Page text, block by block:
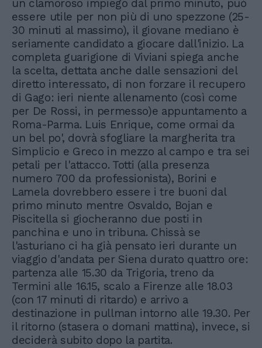
un clamoroso impiego dal primo minuto, può
essere utile per non più di uno spezzone (25-
30 minuti al massimo), il giovane mediano è
seriamente candidato a giocare dall'inizio. La
completa guarigione di Viviani spiega anche
la scelta, dettata anche dalle sensazioni del
diretto interessato, di non forzare il recupero
di Gago: ieri niente allenamento (così come
per De Rossi, in permesso)e appuntamento a
Roma-Parma. Luis Enrique, come ormai da
un bel po', dovrà sfogliare la margherita tra
Simplicio e Greco in mezzo al campo e tra sei
petali per l'attacco. Totti (alla presenza
numero 700 da professionista), Borini e
Lamela dovrebbero essere i tre buoni dal
primo minuto mentre Osvaldo, Bojan e
Piscitella si giocheranno due posti in
panchina e uno in tribuna. Chissà se
l'asturiano ci ha già pensato ieri durante un
viaggio d'andata per Siena durato quattro ore:
partenza alle 15.30 da Trigoria, treno da
Termini alle 16.15, scalo a Firenze alle 18.03
(con 17 minuti di ritardo) e arrivo a
destinazione in pullman intorno alle 19.30. Per
il ritorno (stasera o domani mattina), invece, si
deciderà subito dopo la partita.